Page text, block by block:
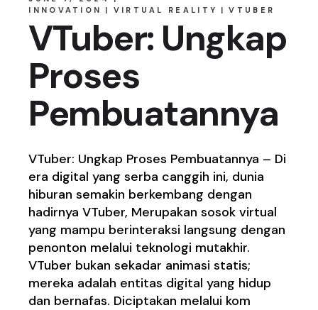
INNOVATION
VIRTUAL REALITY VTUBER
VTuber: Ungkap
Proses
Pembuatannya
VTuber: Ungkap Proses Pembuatannya – Di
era digital yang serba canggih ini, dunia
hiburan semakin berkembang dengan
hadirnya VTuber, Merupakan sosok virtual
yang mampu berinteraksi langsung dengan
penonton melalui teknologi mutakhir.
VTuber bukan sekadar animasi statis;
mereka adalah entitas digital yang hidup
dan bernafas. Diciptakan melalui kom